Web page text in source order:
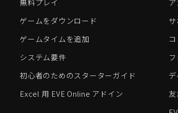
無料プレイ
ゲームをダウンロード
ゲームタイムを追加
システム要件
初心者のためのスターターガイド
Excel 用 EVE Online アドイン